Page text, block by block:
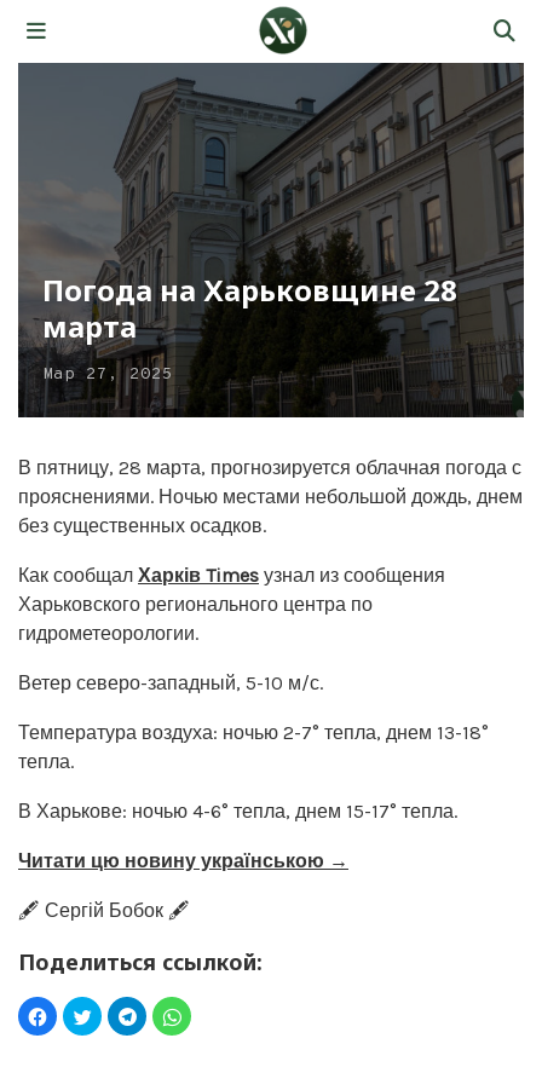
Погода на Харьковщине 28
марта
Мар 27, 2025
В пятницу, 28 марта, прогнозируется облачная погода с
прояснениями. Ночью местами небольшой дождь, днем
без существенных осадков.
Как сообщал Харків Times узнал из сообщения
Харьковского регионального центра по
гидрометеорологии.
Ветер северо-западный, 5-10 м/с.
Температура воздуха: ночью 2-7° тепла, днем 13-18°
тепла.
В Харькове: ночью 4-6° тепла, днем 15-17° тепла.
Читати цю новину українською →
🖋️ Сергій Бобок 🖋️
Поделиться ссылкой: